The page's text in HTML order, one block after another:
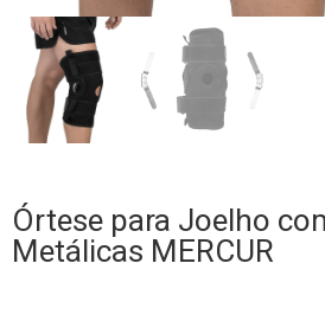
Órtese para Joelho
Metálicas MERCUR